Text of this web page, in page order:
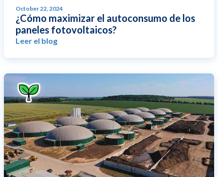
October 22, 2024
¿Cómo maximizar el autoconsumo de los
paneles fotovoltaicos?
Leer el blog